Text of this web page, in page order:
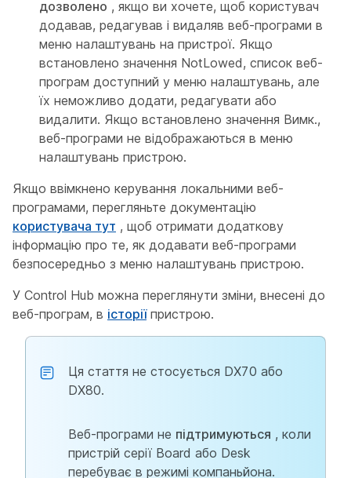
дозволено , якщо ви хочете, щоб користувач
додавав, редагував і видаляв веб-програми в
меню налаштувань на пристрої. Якщо
встановлено значення NotLowed, список веб-
програм доступний у меню налаштувань, але
їх неможливо додати, редагувати або
видалити. Якщо встановлено значення Вимк.,
веб-програми не відображаються в меню
налаштувань пристрою.
Якщо ввімкнено керування локальними веб-
програмами, перегляньте документацію
користувача тут , щоб отримати додаткову
інформацію про те, як додавати веб-програми
безпосередньо з меню налаштувань пристрою.
У Control Hub можна переглянути зміни, внесені до
веб-програм, в історіїпристрою.
Ця стаття не стосується DX70 або
DX80.
Веб-програми не підтримуються , коли
пристрій серії Board або Desk
перебуває в режимі компаньйона.